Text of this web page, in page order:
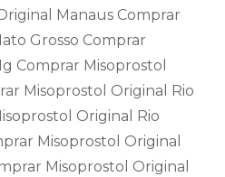
Manaus Comprar
Grosso Comprar
Comprar Misoprostol
Misoprostol Original Rio
Original Rio
Misoprostol Original
Misoprostol Original